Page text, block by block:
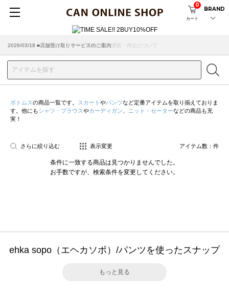
カート
0
BRAND
2026/07/29 ■【お知らせ】ヤマト運輸の配送遅延・停止について
2026/03/18 ■店舗受け取りサービスのご案内
ボトムスの商品一覧です。 スカート やパンツなど定番アイテムを取り揃えておりま
す。他にもシャツ・ブラウスやカーディガン ニット・セーターなどの商品も充
実！
さらに絞り込む 表示変更 アイテム数： 件
条件に一致する商品は見つかりませんでした。
お手数ですが、検索条件を変更してください。
ehka sopo（エヘカソポ）/パンツを使ったスナップ
もっと見る